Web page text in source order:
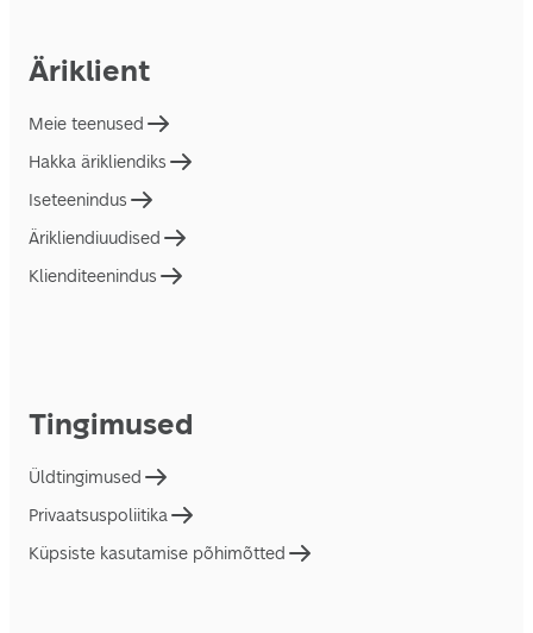
Äriklient
Meie teenused
Hakka ärikliendiks
Iseteenindus
Ärikliendiuudised
Klienditeenindus
Tingimused
Üldtingimused
Privaatsuspoliitika
Küpsiste kasutamise põhimõtted